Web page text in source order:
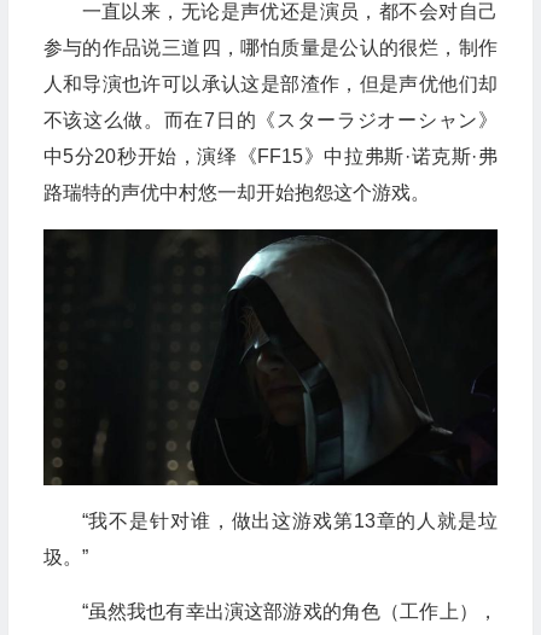
一直以来，无论是声优还是演员，都不会对自己
参与的作品说三道四，哪怕质量是公认的很烂，制作
人和导演也许可以承认这是部渣作，但是声优他们却
不该这么做。而在7日的《スターラジオーシャン》
中5分20秒开始，演绎《FF15》中拉弗斯·诺克斯·弗
路瑞特的声优中村悠一却开始抱怨这个游戏。
“我不是针对谁，做出这游戏第13章的人就是垃
圾。”
“虽然我也有幸出演这部游戏的角色（工作上），